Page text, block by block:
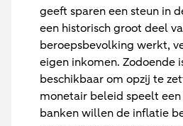
geeft sparen een steun in
een historisch groot deel
beroepsbevolking werkt,
eigen inkomen. Zodoende
beschikbaar om opzij te
monetair beleid speelt
banken willen de inflatie